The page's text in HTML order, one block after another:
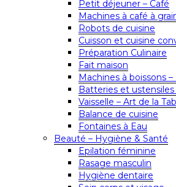
Petit déjeuner – Café
Machines à café à
Robots de cuisine
Cuisson et cuisine
Préparation Culinaire
Fait maison
Machines à boissons
Batteries et ustensiles
Vaisselle – Art de la
Balance de cuisine
Fontaines à Eau
Beauté – Hygiène & Santé
Epilation féminine
Rasage masculin
Hygiène dentaire